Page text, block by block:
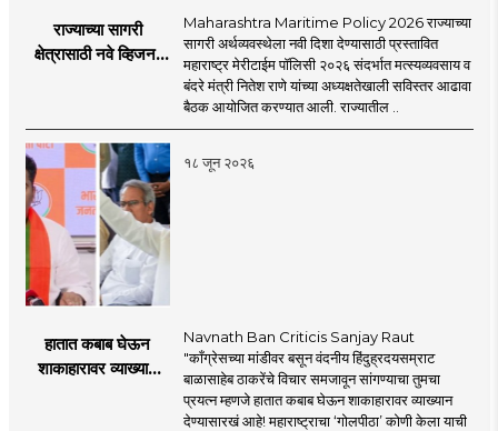
राज्याच्या सागरी
क्षेत्रासाठी नवे व्हिजन;
प्रस्ताव
Maharashtra Maritime Policy 2026 राज्याच्या
सागरी अर्थव्यवस्थेला नवी दिशा देण्यासाठी प्रस्तावित
महाराष्ट्र मेरीटाईम पॉलिसी २०२६ संदर्भात मत्स्यव्यवसाय व
बंदरे मंत्री नितेश राणे यांच्या अध्यक्षतेखाली सविस्तर आढावा
बैठक आयोजित करण्यात आली. राज्यातील ..
१८ जून २०२६
हातात कबाब घेऊन
शाकाहारावर व्याख्यान
Navnath Ban Criticis Sanjay Raut
"काँग्रेसच्या मांडीवर बसून वंदनीय हिंदुह्रदयसम्राट
बाळासाहेब ठाकरेंचे विचार समजावून सांगण्याचा तुमचा
प्रयत्न म्हणजे हातात कबाब घेऊन शाकाहारावर व्याख्यान
देण्यासारखं आहे! महाराष्ट्राचा ‘गोलपीठा’ कोणी केला याची